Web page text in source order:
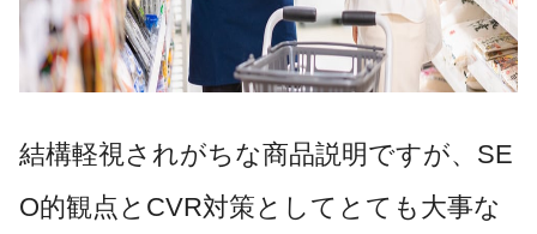
結構軽視されがちな商品説明ですが、SE
O的観点とCVR対策としてとても大事な